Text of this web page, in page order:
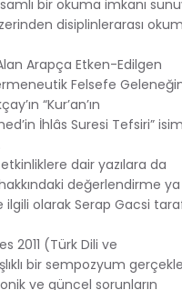
bir okuma imkanı
disiplinlerarası
Arapça Etken-Edilgen
Felsefe
“Kur’an’ın
İhlâs Suresi Tefsiri”
dair yazılara da
hakkındaki değerlendirme ya
ilgili olarak Serap Gacsi
2011 (Türk Dili ve
bir sempozyum
ve güncel sorunların